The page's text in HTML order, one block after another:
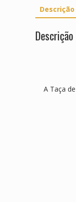
Descrição
Descrição
A Taça